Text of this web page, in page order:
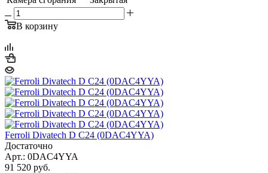
В корзину
Ferroli Divatech D C24 (0DAC4YYA)
Достаточно
Арт.: 0DAC4YYA
91 520 руб.